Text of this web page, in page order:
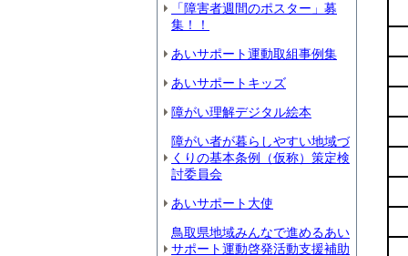
「障害者週間のポスター」募
集！！
あいサポート運動取組事例集
あいサポートキッズ
障がい理解デジタル絵本
障がい者が暮らしやすい地域づ
くりの基本条例（仮称）策定検
討委員会
あいサポート大使
鳥取県地域みんなで進めるあい
サポート運動啓発活動支援補助